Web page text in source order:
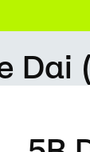
Dai